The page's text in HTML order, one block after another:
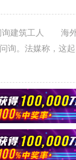
建筑工人 海外
询。法媒称，这